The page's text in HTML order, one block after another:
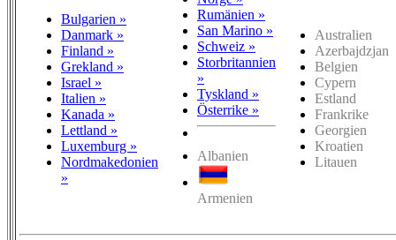
Bulgarien »
Danmark »
Finland »
Grekland »
Israel »
Italien »
Kanada »
Lettland »
Luxemburg »
Nordmakedonien
»
Rumänien »
San Marino »
Schweiz »
Storbritannien
»
Tyskland »
Österrike »
Albanien
Armenien
Australien
Azerbajdzjan
Belgien
Cypern
Estland
Frankrike
Georgien
Kroatien
Litauen